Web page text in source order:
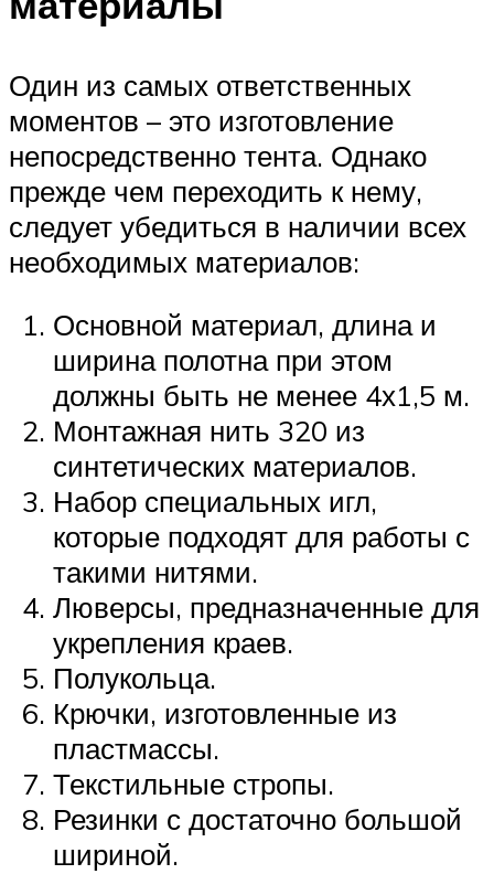
Один из самых ответственных
моментов – это изготовление
непосредственно тента. Однако
прежде чем переходить к нему,
следует убедиться в наличии всех
необходимых материалов:
Основной материал, длина и
ширина полотна при этом
должны быть не менее 4х1,5 м.
Монтажная нить 320 из
синтетических материалов.
Набор специальных игл,
которые подходят для работы с
такими нитями.
Люверсы, предназначенные для
укрепления краев.
Полукольца.
Крючки, изготовленные из
пластмассы.
Текстильные стропы.
Резинки с достаточно большой
шириной.